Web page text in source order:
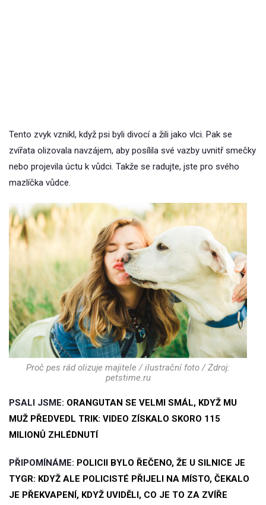
Tento zvyk vznikl, když psi byli divocí a žili jako vlci. Pak se
zvířata olizovala navzájem, aby posílila své vazby uvnitř smečky
nebo projevila úctu k vůdci. Takže se radujte, jste pro svého
mazlíčka vůdce.
Proč pes rád olizuje majitele / ilustrační foto / Zdroj:
petstime.ru
PSALI JSME: ORANGUTAN SE VELMI SMÁL, KDYŽ MU
MUŽ PŘEDVEDL TRIK: VIDEO ZÍSKALO SKORO 115
MILIONŮ ZHLÉDNUTÍ
PŘIPOMÍNÁME: POLICII BYLO ŘEČENO, ŽE U SILNICE JE
TYGR: KDYŽ ALE POLICISTÉ PŘIJELI NA MÍSTO, ČEKALO
JE PŘEKVAPENÍ, KDYŽ UVIDĚLI, CO JE TO ZA ZVÍŘE